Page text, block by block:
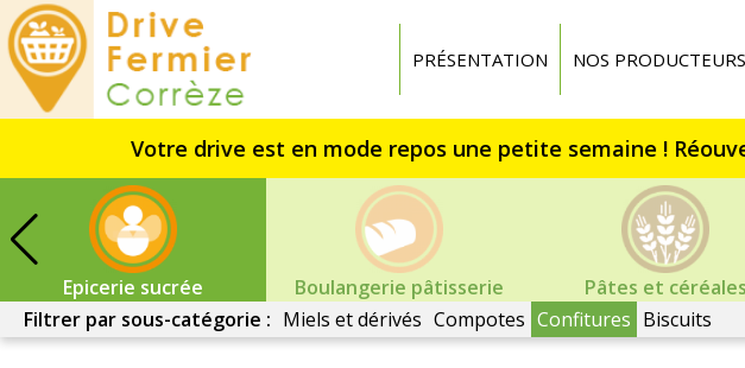
PRÉSENTATION NOS PRODUCTEURS
Epicerie sucrée Boulangerie pâtisserie Pâtes et céréales
Filtrer par sous-catégorie : Miels et dérivés Compotes Confitures Biscuits